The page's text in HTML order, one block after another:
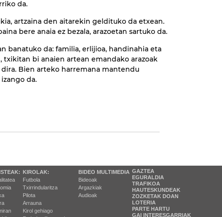
da.
artzaina den aitarekin geldituko da etxean.
bere anaia ez bezala, arazoetan sartuko da.
banatuko da: familia, erlijioa, handinahia eta
bi anaien artean emandako arazoak
Bien arteko harremana mantendu
da.
KIROLAK:
Futbola
Txirrindularitza
Pilota
Arrauna
Kirol gehiago
BIDEO MULTIMEDIA
Bideoak
Argazkiak
Audioak
GAZTEA
EGURALDIA
TRAFIKOA
HAUTESKUNDEAK
ZOZKETAK DOAN
LOTERIA
PARTE HARTU
GAI INTERESGARRIAK